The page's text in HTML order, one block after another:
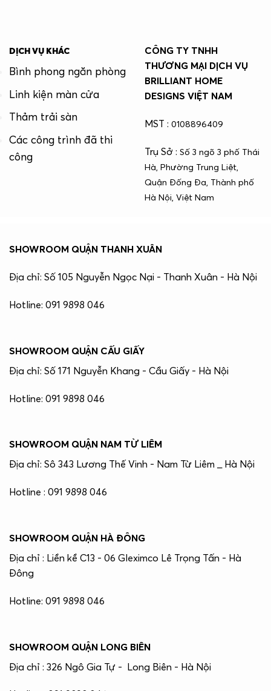
DỊCH VỤ KHÁC
Bình phong ngăn phòng
Linh kiện màn cửa
Thảm trải sàn
Các công trình đã thi
công
CÔNG TY TNHH
THƯƠNG MẠI DỊCH VỤ
BRILLIANT HOME
DESIGNS VIỆT NAM
MST : 0108896409
Trụ Sở : Số 3 ngõ 3 phố Thái
Hà, Phường Trung Liệt,
Quận Đống Đa, Thành phố
Hà Nội, Việt Nam
SHOWROOM QUẬN THANH XUÂN
Địa chỉ: Số 105 Nguyễn Ngọc Nại - Thanh Xuân - Hà Nội
Hotline: 091 9898 046
SHOWROOM QUẬN CẤU GIẤY
Địa chỉ: Số 171 Nguyễn Khang - Cầu Giấy - Hà Nội
Hotline: 091 9898 046
SHOWROOM QUẬN NAM TỪ LIÊM
Địa chỉ: Sô 343 Lương Thế Vinh - Nam Từ Liêm _ Hà Nội
Hotline : 091 9898 046
SHOWROOM QUẬN HÀ ĐÔNG
Địa chỉ : Liền kề C13 - 06 Gleximco Lê Trọng Tấn - Hà
Đông
Hotline: 091 9898 046
SHOWROOM QUẬN LONG BIÊN
Địa chỉ : 326 Ngô Gia Tự - Long Biên - Hà Nội